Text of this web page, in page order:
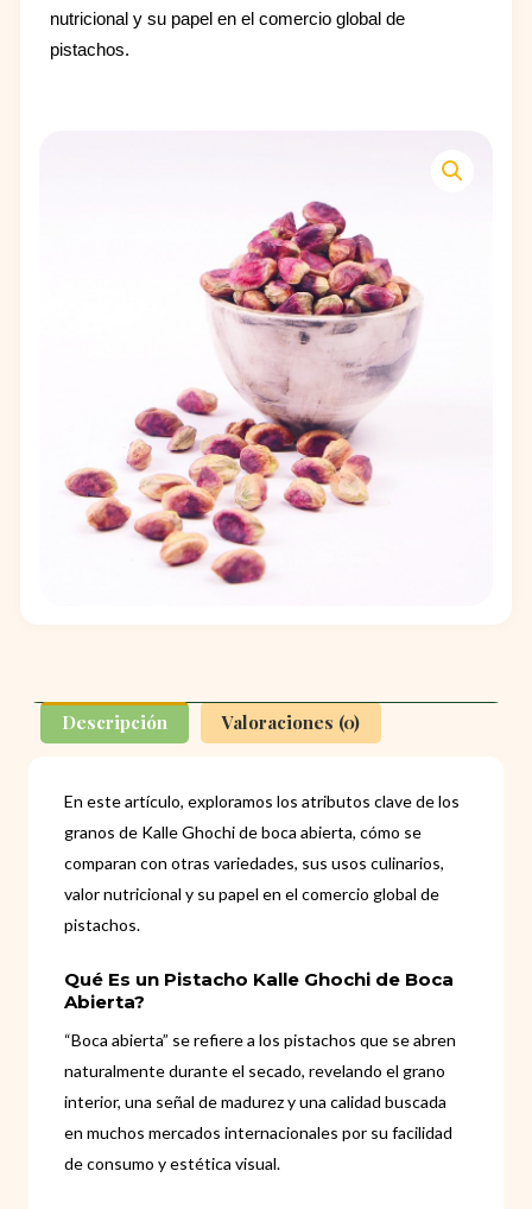
nutricional y su papel en el comercio global de
pistachos.
Descripción Valoraciones (0)
En este artículo, exploramos los atributos clave de los
granos de Kalle Ghochi de boca abierta, cómo se
comparan con otras variedades, sus usos culinarios,
valor nutricional y su papel en el comercio global de
pistachos.
Qué Es un Pistacho Kalle Ghochi de Boca
Abierta?
“Boca abierta” se refiere a los pistachos que se abren
naturalmente durante el secado, revelando el grano
interior, una señal de madurez y una calidad buscada
en muchos mercados internacionales por su facilidad
de consumo y estética visual.